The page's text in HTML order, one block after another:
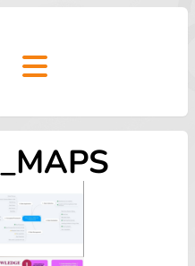
Open main menu